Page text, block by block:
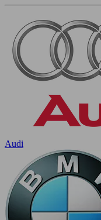
Audi